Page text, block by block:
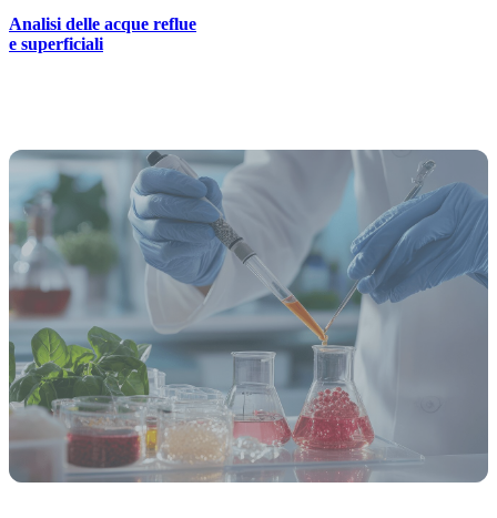
Analisi delle acque reflue
e superficiali